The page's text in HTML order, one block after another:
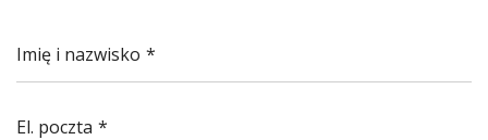
Imię i nazwisko
El. poczta